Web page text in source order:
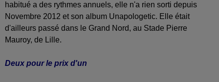
habitué a des rythmes annuels, elle n'a rien sorti depuis
Novembre 2012 et son album Unapologetic. Elle était
d'ailleurs passé dans le Grand Nord, au Stade Pierre
Mauroy, de Lille.
Deux pour le prix d'un